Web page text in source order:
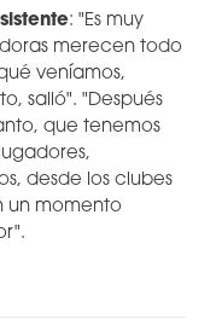
: "Es muy
merecen todo
veníamos,
salió". "Después
que tenemos
desde los clubes
un momento